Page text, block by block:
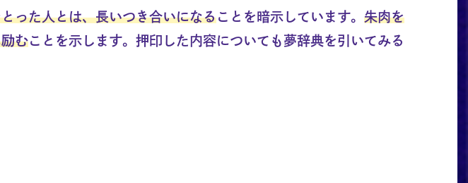
った人とは、長いつき合いになることを暗示しています。 朱肉を
むことを示します。押印した内容についても夢辞典を引いてみる